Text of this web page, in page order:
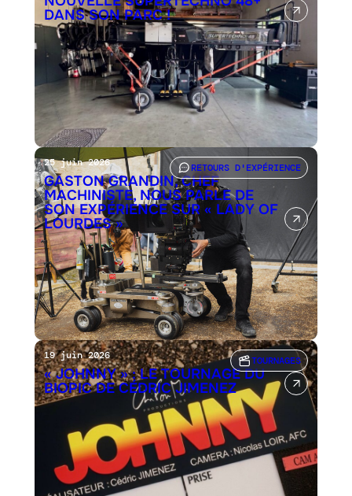
DANS SON PARC !
RETOURS D'EXPÉRIENCE
25 juin 2026
GASTON GRANDIN, CHEF
MACHINISTE, NOUS PARLE DE
SON EXPÉRIENCE SUR « LADY OF
LOURDES »
TOURNAGES
19 juin 2026
« JOHNNY » : LE TOURNAGE DU
BIOPIC DE CÉDRIC JIMENEZ